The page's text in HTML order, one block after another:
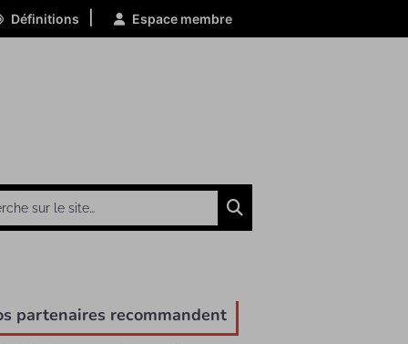
Définitions Espace membre
partenaires recommandent